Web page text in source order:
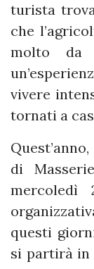
turista
che
molto da
vivere
tornati a
di
mercoledì
questi
si partirà in